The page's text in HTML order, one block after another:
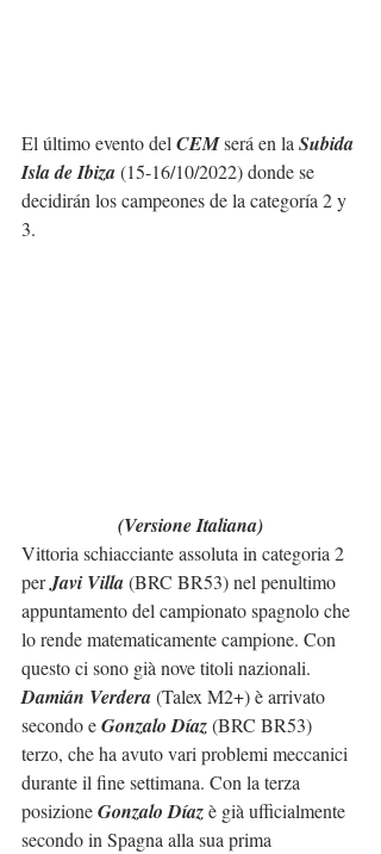
El último evento del CEM será en la Subida
Isla de Ibiza (15-16/10/2022) donde se
decidirán los campeones de la categoría 2 y
3.
(Versione Italiana)
Vittoria schiacciante assoluta in categoria 2
per Javi Villa (BRC BR53) nel penultimo
appuntamento del campionato spagnolo che
lo rende matematicamente campione. Con
questo ci sono già nove titoli nazionali.
Damián Verdera (Talex M2+) è arrivato
secondo e Gonzalo Díaz (BRC BR53)
terzo, che ha avuto vari problemi meccanici
durante il fine settimana. Con la terza
posizione Gonzalo Díaz è già ufficialmente
secondo in Spagna alla sua prima